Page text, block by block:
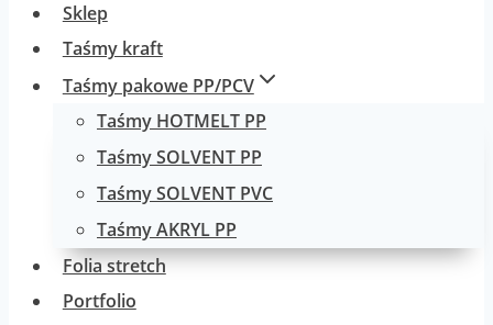
Sklep
Taśmy kraft
Taśmy pakowe PP/PCV
Taśmy HOTMELT PP
Taśmy SOLVENT PP
Taśmy SOLVENT PVC
Taśmy AKRYL PP
Folia stretch
Portfolio